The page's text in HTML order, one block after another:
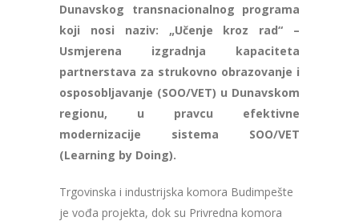
Dunavskog transnacionalnog programa
koji nosi naziv: „Učenje kroz rad“ –
Usmjerena izgradnja kapaciteta
partnerstava za strukovno obrazovanje i
osposobljavanje (SOO/VET) u Dunavskom
regionu, u pravcu efektivne
modernizacije sistema SOO/VET
(Learning by Doing).
Trgovinska i industrijska komora Budimpešte
je vođa projekta, dok su Privredna komora